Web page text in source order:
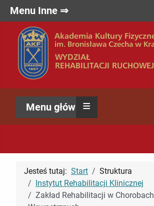
Menu główne ⇒
≡
Jesteś tutaj: Start
Struktura
Instytut Rehabilitacji Klinicznej
Zakład Rehabilitacji w Chorobach
Menu Inne ⇒